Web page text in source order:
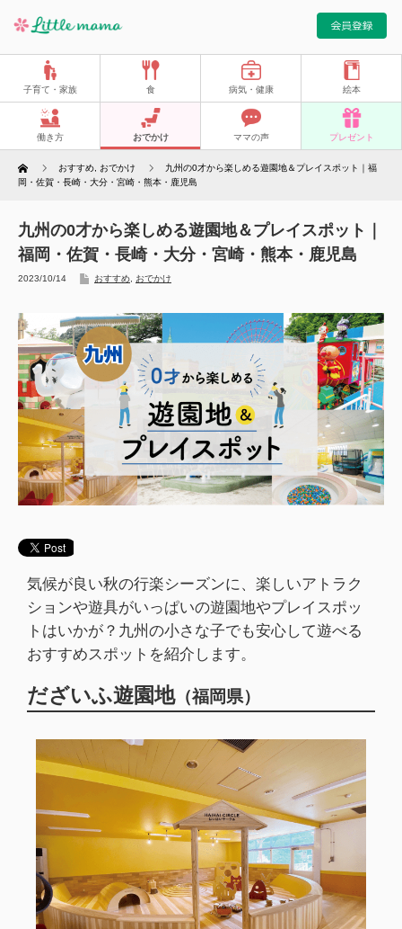
子育て・家族 食 病気・健康 絵本
働き方 おでかけ ママの声 プレゼント
Home おすすめ おでかけ
九州の0才から楽しめる遊園地＆プレイスポット｜福
岡・佐賀・長崎・大分・宮崎・熊本・鹿児島
九州の0才から楽しめる遊園地＆プレイスポット｜
福岡・佐賀・長崎・大分・宮崎・熊本・鹿児島
2023/10/14 おすすめ おでかけ
気候が良い秋の行楽シーズンに、楽しいアトラク
ションや遊具がいっぱいの遊園地やプレイスポッ
トはいかが？九州の小さな子でも安心して遊べる
おすすめスポットを紹介します。
だざいふ遊園地（福岡県）